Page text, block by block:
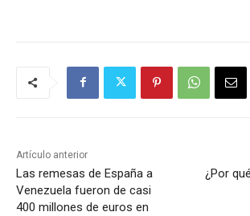
Artículo anterior
Las remesas de España a
Venezuela fueron de casi
400 millones de euros en
¿Por